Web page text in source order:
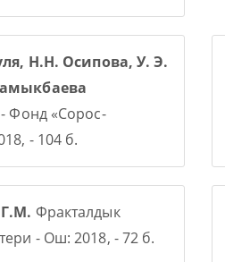
Н.Н. Осипова, У. Э.
Фонд «Сорос-
- 104 б.
Фракталдык
- Ош: 2018, - 72 б.